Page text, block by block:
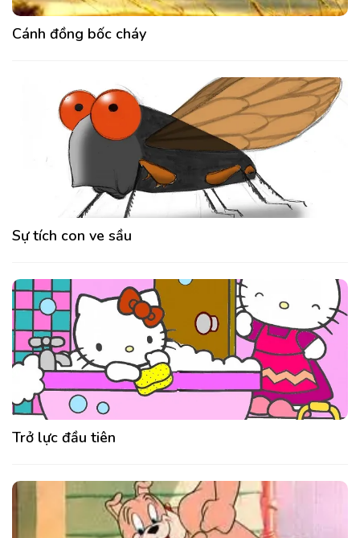
Cánh đồng bốc cháy
Sự tích con ve sầu
Trở lực đầu tiên